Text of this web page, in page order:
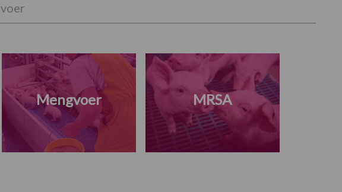
Mengvoer MRSA